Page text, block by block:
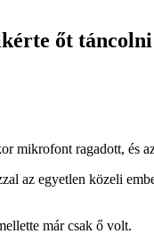
őt
mikrofont ragadott, és
az egyetlen közeli
már csak ő volt.